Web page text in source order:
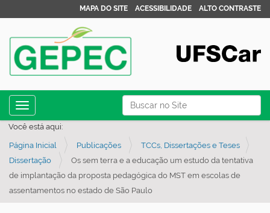
Busca
Busca Avançada…
MAPA DO SITE ACESSIBILIDADE ALTO CONTRASTE
Toggle navigation
Você está aqui:
Página Inicial Publicações
TCCs, Dissertações e Teses
Dissertação
Os sem terra e a educação um estudo da tentativa
de implantação da proposta pedagógica do MST em escolas de
assentamentos no estado de São Paulo